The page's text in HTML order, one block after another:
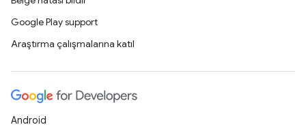
Google Play support
Araştırma çalışmalarına katıl
Android